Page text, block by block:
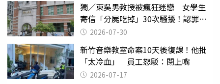
獨／東吳男教授被瘋狂迷戀 女學生
寄信「分屍吃掉」30次騷擾！認罪免
關 2026-07-30
新竹音樂教室命案10天後復課！他批
「太冷血」 員工怒駁：閉上嘴
2026-07-17